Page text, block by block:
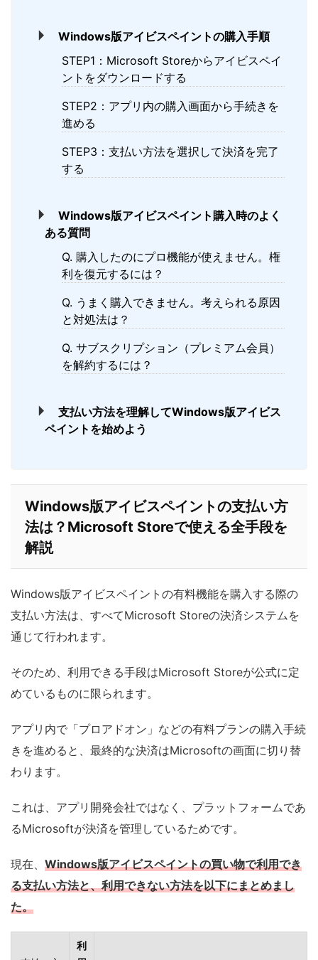
Windows版アイビスペイントの購入手順
STEP1：Microsoft Storeからアイビスペイ
ントをダウンロードする
STEP2：アプリ内の購入画面から手続きを
進める
STEP3：支払い方法を選択して決済を完了
する
Windows版アイビスペイント購入時のよく
ある質問
Q. 購入したのにプロ機能が使えません。権
利を復元するには？
Q. うまく購入できません。考えられる原因
と対処法は？
Q. サブスクリプション（プレミアム会員）
を解約するには？
支払い方法を理解してWindows版アイビス
ペイントを始めよう
Windows版アイビスペイントの支払い方
法は？Microsoft Storeで使える全手段を
解説
Windows版アイビスペイントの有料機能を購入する際の
支払い方法は、すべてMicrosoft Storeの決済システムを
通じて行われます。
そのため、利用できる手段はMicrosoft Storeが公式に定
めているものに限られます。
アプリ内で「プロアドオン」などの有料プランの購入手続
きを進めると、最終的な決済はMicrosoftの画面に切り替
わります。
これは、アプリ開発会社ではなく、プラットフォームであ
るMicrosoftが決済を管理しているためです。
現在、 Windows版アイビスペイントの買い物で利用でき
る支払い方法と、利用できない方法を以下にまとめまし
た。
利